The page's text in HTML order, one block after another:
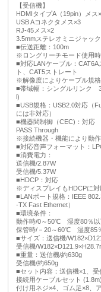
【受信機】
HDMIタイプA（19pin）メス
USB Aコネクタメス×3
RJ-45メス×2
3.5mmステレオミニジャッ
■伝送距離：100m
※ロングリーチモード使用
■対応LANケーブル：
ト、CAT5ストレート
※解像度によりケーブル規格
■帯域幅：シングルリンク
l)
■USB規格：USB2.0対応（
には非対応）
■機器間制御（CEC)：対応
PASS Through
※接続機器・機能により動作
■対応音声フォーマット：
■消費電力：
送信機/2.87W
受信機/5.37W
■HDCP：対応
※ディスプレイもHDCPに対
■LANポート規格：IEEE
-TX Fast Ethernet）
■環境条件：
動作時/0～50℃ 湿度80％以
保管時/－20～60℃ 湿度85
■サイズ：送信機/
受信機/
■重量：送信機/約630g
受信機/約650g
■セット内容：送信機×1、
接続用ケーブルセット
付け用ネジ×4、ゴム足×8、